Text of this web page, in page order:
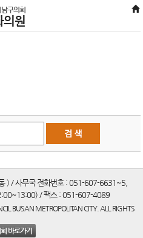
구의회
의원
) / 사무국 전화번호 : 051-607-6631~5,
/ 팩스 : 051-607-4089
BUSAN METROPOLITAN CITY. ALL RIGHTS
바로가기